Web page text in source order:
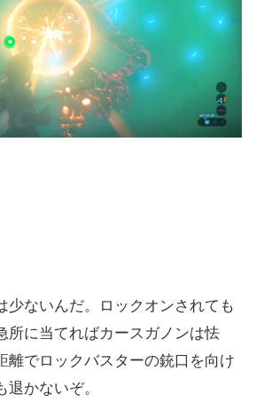
少ないんだ。ロックオンされても
所に当てればカースガノンは怯
離でロックバスターの銃口を向け
かないぞ。